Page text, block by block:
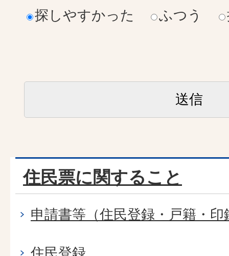
探しやすかった
ふつう
住民票に関すること
申請書等（住民登録・戸籍・